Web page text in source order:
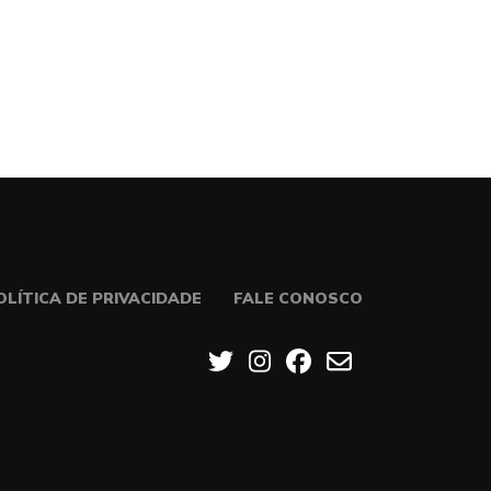
DE PRIVACIDADE FALE CONOSCO